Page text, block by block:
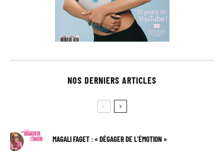
NOS DERNIERS ARTICLES
MAGALI FAGET : « DÉGAGER DE L’ÉMOTION »